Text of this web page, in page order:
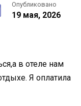
Опубликовано
19 мая, 2026
в отеле нам
Я оплатила